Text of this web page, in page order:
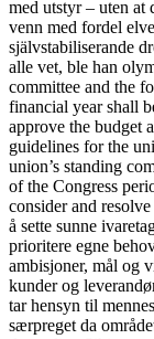
med utstyr – uten at
venn med fordel
självstabiliserande
alle vet, ble han
committee and the
financial year shall
approve the budget
guidelines for the
union’s standing
of the Congress
consider and
å sette sunne
prioritere egne
ambisjoner, mål og
kunder og
tar hensyn til
særpreget da